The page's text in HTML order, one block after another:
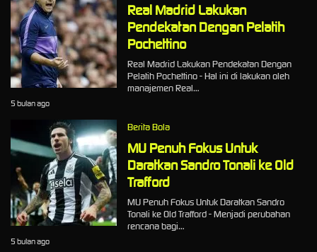
Real Madrid Lakukan
Pendekatan Dengan Pelatih
Pochettino
Real Madrid Lakukan Pendekatan Dengan
Pelatih Pochettino - Hal ini di lakukan oleh
manajemen Real…
5 bulan ago
Berita Bola
MU Penuh Fokus Untuk
Daratkan Sandro Tonali ke Old
Trafford
MU Penuh Fokus Untuk Daratkan Sandro
Tonali ke Old Trafford - Menjadi perubahan
rencana bagi…
5 bulan ago